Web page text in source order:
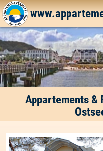
Appartements &